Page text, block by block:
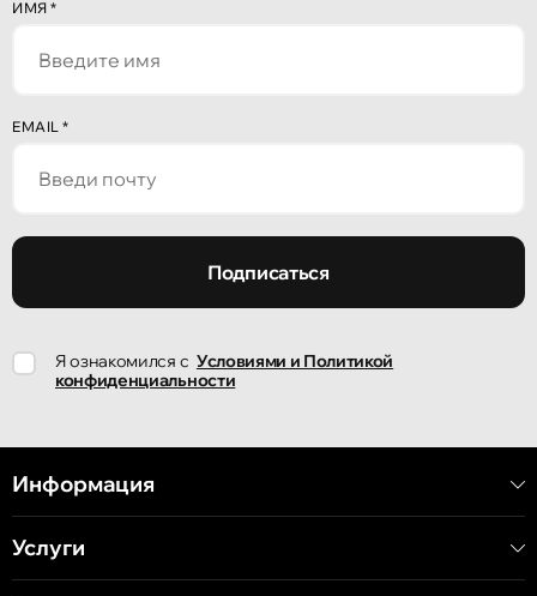
улица Ион Крянгэ, 78
Кишинёв
Хынчештское шоссе, 60/4
ИМЯ *
EMAIL *
Подписаться
Я ознакомился с Условиями и Политикой
конфиденциальности
Информация
Услуги